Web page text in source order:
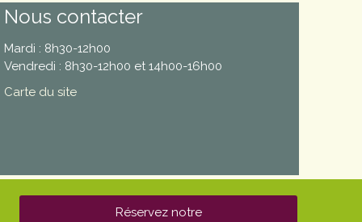
Nous contacter
Mardi : 8h30-12h00
Vendredi : 8h30-12h00 et 14h00-16h00
Carte du site
Réservez notre